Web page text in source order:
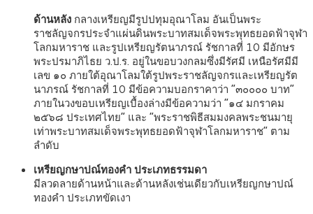
ด้านหลัง กลางเหรียญมีรูปปทุมอุณาโลม อันเป็นพระ
ราชลัญจกรประจำแผ่นดินพระบาทสมเด็จพระพุทธยอดฟ้าจุฬา
โลกมหาราช และรูปเหรียญรัตนาภรณ์ รัชกาลที่ 10 มีอักษร
พระปรมาภิไธย ว.ป.ร. อยู่ในขอบวงกลมซึ่งมีรัศมี เหนือรัศมีมี
เลข ๑๐ ภายใต้อุณาโลมใต้รูปพระราชลัญจกรและเหรียญรัต
นาภรณ์ รัชกาลที่ 10 มีข้อความบอกราคาว่า “๓๐๐๐๐ บาท”
ภายในวงขอบเหรียญเบื้องล่างมีข้อความว่า “๑๔ มกราคม
๒๕๖๘ ประเทศไทย” และ “พระราชพิธีสมมงคลพระชนมายุ
เท่าพระบาทสมเด็จพระพุทธยอดฟ้าจุฬาโลกมหาราช” ตาม
ลำดับ
เหรียญกษาปณ์ทองคำ ประเภทธรรมดา
มีลวดลายด้านหน้าและด้านหลังเช่นเดียวกับเหรียญกษาปณ์
ทองคำ ประเภทขัดเงา